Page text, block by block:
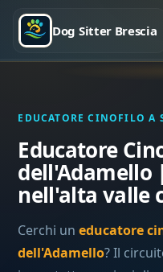
Dog Sitter Brescia
EDUCATORE CINOFILO A
Educatore
dell'Adamello
nell'alta valle
Cerchi uneducatore
dell'Adamello? Il